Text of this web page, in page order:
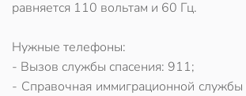
равняется 110 вольтам и 60 Гц.
Нужные телефоны:
- Вызов службы спасения: 911;
- Справочная иммиграционной